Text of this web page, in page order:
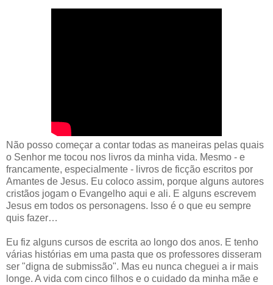
Não posso começar a contar todas as maneiras pelas quais
o Senhor me tocou nos livros da minha vida. Mesmo - e
francamente, especialmente - livros de ficção escritos por
Amantes de Jesus. Eu coloco assim, porque alguns autores
cristãos jogam o Evangelho aqui e ali. E alguns escrevem
Jesus em todos os personagens. Isso é o que eu sempre
quis fazer…
Eu fiz alguns cursos de escrita ao longo dos anos. E tenho
várias histórias em uma pasta que os professores disseram
ser "digna de submissão". Mas eu nunca cheguei a ir mais
longe. A vida com cinco filhos e o cuidado da minha mãe e